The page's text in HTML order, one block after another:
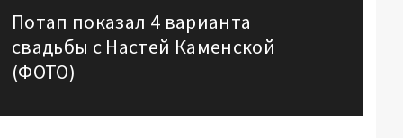
Next
post:
Потап показал 4 варианта
свадьбы с Настей Каменской
(ФОТО)